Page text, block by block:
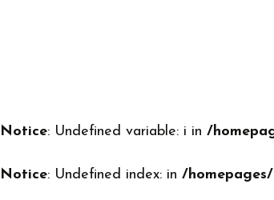
Notice: Undefined variable: i in /
Notice: Undefined index: in /